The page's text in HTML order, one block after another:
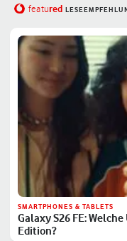
featured
SMARTPHONES & TABLETS
Galaxy S26 FE:
Edition?